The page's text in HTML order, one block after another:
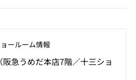
ールーム情報
急うめだ本店7階／十三ショ